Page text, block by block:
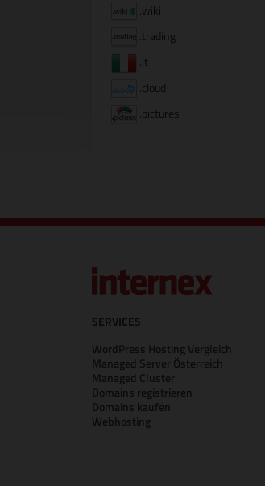
.wiki
.trading
.it
.cloud
.pictures
SERVICES
WordPress Hosting Vergleich
Managed Server Österreich
Managed Cluster
Domains registrieren
Domains kaufen
Webhosting